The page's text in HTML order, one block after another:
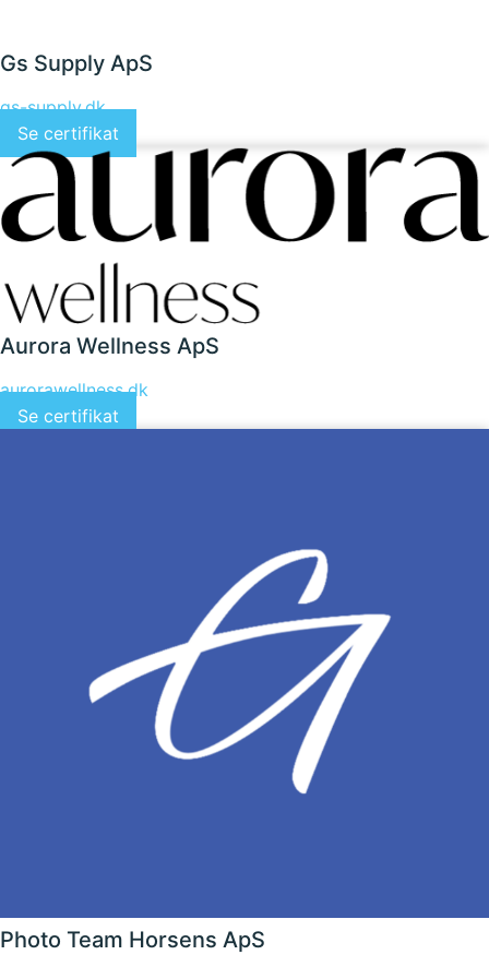
Gs Supply ApS
gs-supply.dk
Se certifikat
Aurora Wellness ApS
aurorawellness.dk
Se certifikat
Photo Team Horsens ApS